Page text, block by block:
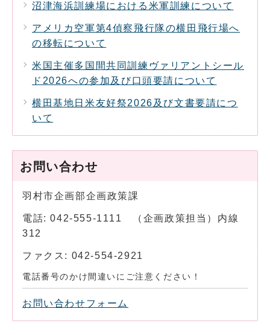
沼津海浜訓練場における米軍訓練について
アメリカ空軍第4偵察飛行隊の横田飛行場へ
の移転について
米国主催多国間共同訓練ヴァリアントシール
ド2026への参加及び口頭要請について
横田基地日米友好祭2026及び文書要請につ
いて
お問い合わせ
羽村市企画部企画政策課
電話: 042-555-1111 （企画政策担当）内線
312
ファクス: 042-554-2921
電話番号のかけ間違いにご注意ください！
お問い合わせフォーム